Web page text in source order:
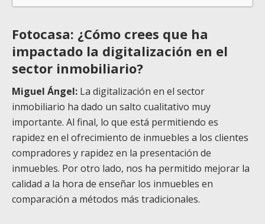
Fotocasa: ¿Cómo crees que ha
impactado la digitalización en el
sector inmobiliario?
Miguel Ángel: La digitalización en el sector
inmobiliario ha dado un salto cualitativo muy
importante. Al final, lo que está permitiendo es
rapidez en el ofrecimiento de inmuebles a los clientes
compradores y rapidez en la presentación de
inmuebles. Por otro lado, nos ha permitido mejorar la
calidad a la hora de enseñar los inmuebles en
comparación a métodos más tradicionales.